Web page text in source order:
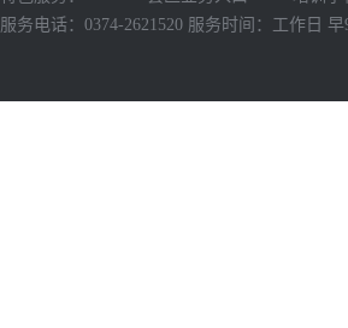
服务电话：0374-2621520 服务时间：工作日